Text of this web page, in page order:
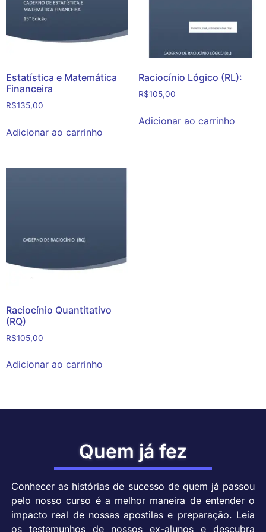
Estatística e Matemática
Financeira
R$135,00
Adicionar ao carrinho
Raciocínio Lógico (RL):
R$105,00
Adicionar ao carrinho
Raciocínio Quantitativo
(RQ)
R$105,00
Adicionar ao carrinho
Quem já fez
Conhecer as histórias de sucesso de quem já passou
pelo nosso curso é a melhor maneira de entender o
impacto real de nossas apostilas e preparação. Leia
os testemunhos de nossos ex-alunos e descubra